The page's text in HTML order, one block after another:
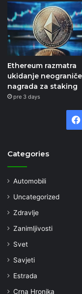
Ethereum razmatra
ukidanje
nagrada za staking
pre 3 days
Categories
Automobili
Uncategorized
Zdravlje
Zanimljivosti
Svet
Savjeti
Estrada
Crna Hronika